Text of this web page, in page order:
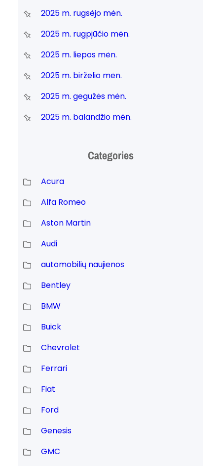
2025 m. rugsėjo mėn.
2025 m. rugpjūčio mėn.
2025 m. liepos mėn.
2025 m. birželio mėn.
2025 m. gegužės mėn.
2025 m. balandžio mėn.
Categories
Acura
Alfa Romeo
Aston Martin
Audi
automobilių naujienos
Bentley
BMW
Buick
Chevrolet
Ferrari
Fiat
Ford
Genesis
GMC